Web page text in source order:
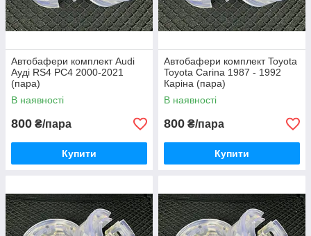
Автобафери комплект Audi
Ауді RS4 РС4 2000-2021
(пара)
В наявності
800 ₴/пара
Купити
Автобафери комплект Toyota
Toyota Carina 1987 - 1992
Каріна (пара)
В наявності
800 ₴/пара
Купити